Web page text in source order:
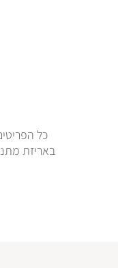
כל
באריזת